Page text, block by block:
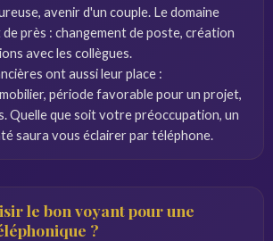
avenir d'un couple. Le domaine
près : changement de poste, création
avec les collègues.
ont aussi leur place :
période favorable pour un projet,
Quelle que soit votre préoccupation, un
saura vous éclairer par téléphone.
le bon voyant pour une
?